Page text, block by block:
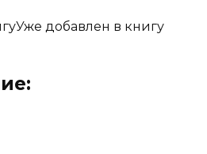
добавлен в книгу